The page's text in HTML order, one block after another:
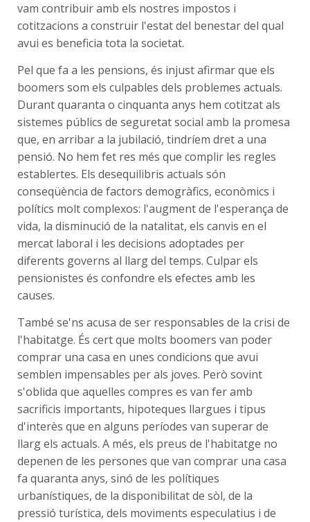
vam contribuir amb els nostres impostos i
cotitzacions a construir l'estat del benestar del qual
avui es beneficia tota la societat.
Pel que fa a les pensions, és injust afirmar que els
boomers som els culpables dels problemes actuals.
Durant quaranta o cinquanta anys hem cotitzat als
sistemes públics de seguretat social amb la promesa
que, en arribar a la jubilació, tindríem dret a una
pensió. No hem fet res més que complir les regles
establertes. Els desequilibris actuals són
conseqüència de factors demogràfics, econòmics i
polítics molt complexos: l'augment de l'esperança de
vida, la disminució de la natalitat, els canvis en el
mercat laboral i les decisions adoptades per
diferents governs al llarg del temps. Culpar els
pensionistes és confondre els efectes amb les
causes.
També se'ns acusa de ser responsables de la crisi de
l'habitatge. És cert que molts boomers van poder
comprar una casa en unes condicions que avui
semblen impensables per als joves. Però sovint
s'oblida que aquelles compres es van fer amb
sacrificis importants, hipoteques llargues i tipus
d'interès que en alguns períodes van superar de
llarg els actuals. A més, els preus de l'habitatge no
depenen de les persones que van comprar una casa
fa quaranta anys, sinó de les polítiques
urbanístiques, de la disponibilitat de sòl, de la
pressió turística, dels moviments especulatius i de